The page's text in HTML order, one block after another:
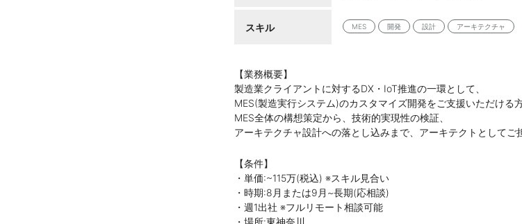
スキル MES 開発 設計 アーキテクチャ
【業務概要】
製造業クライアントに対するDX・IoT推進の一環として、
MES(製造実行システム)のカスタマイズ開発をご支援いただける
MES全体の構想策定から、技術的実現性の検証、
アーキテクチャ設計への落とし込みまで、アーキテクトとしてご
【条件】
・単価:~115万(税込) ※スキル見合い
・時期:8月または9月~長期(応相談)
・週1出社 ※フルリモート相談可能